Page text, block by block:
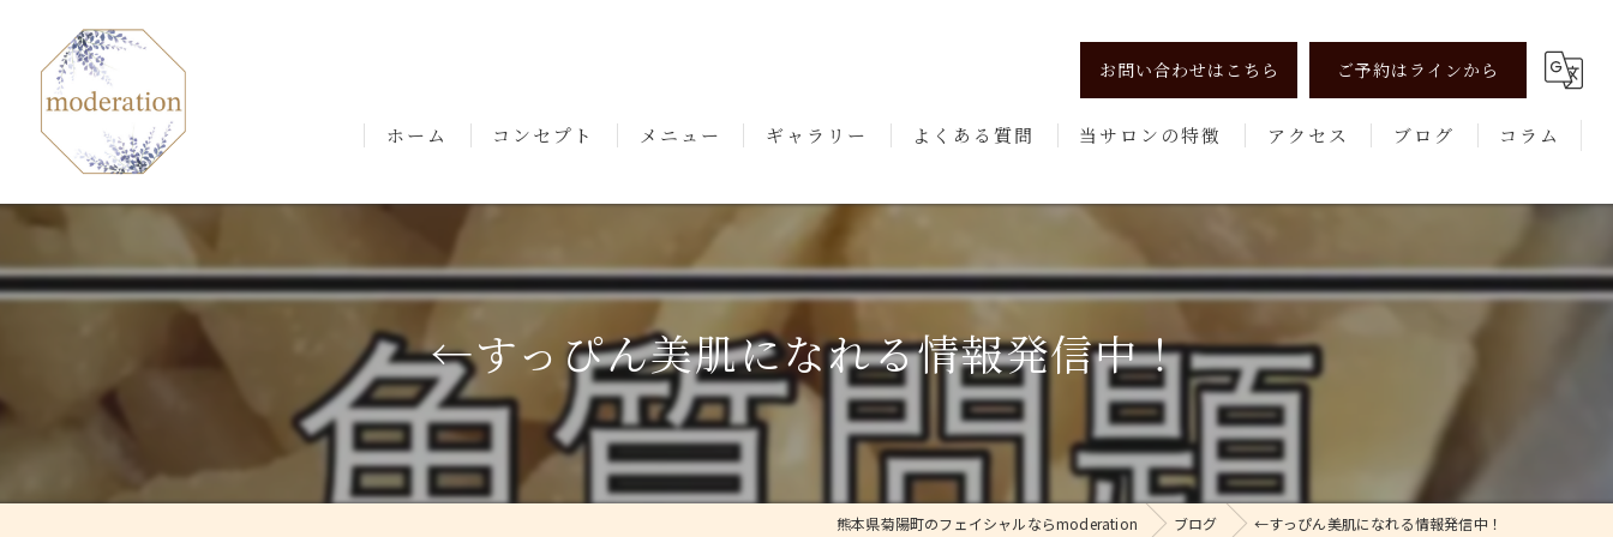
お問い合わせはこちら ご予約はラインから
ホーム コンセプト メニュー ギャラリー よくある質問 当サロンの特徴
よもぎ蒸し
美肌
健康
エステ
アクセス ブログ コラム
←すっぴん美肌になれる情報発信中！
熊本県菊陽町のフェイシャルならmoderation ブログ ←すっぴん美肌になれる情報発信中！